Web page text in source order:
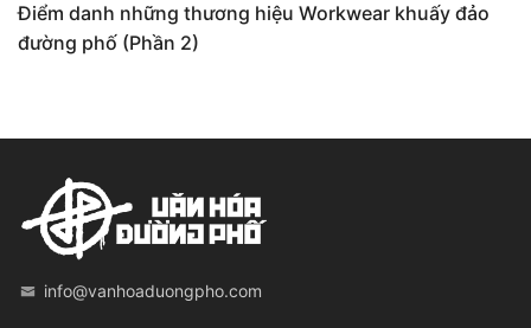
Điểm danh những thương hiệu Workwear khuấy đảo
đường phố (Phần 2)
info@vanhoaduongpho.com